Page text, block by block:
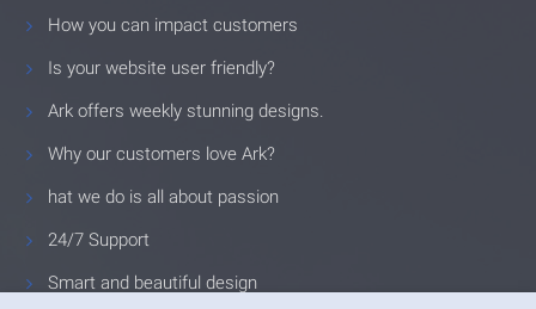
How you can impact customers
Is your website user friendly?
Ark offers weekly stunning designs.
Why our customers love Ark?
hat we do is all about passion
24/7 Support
Smart and beautiful design